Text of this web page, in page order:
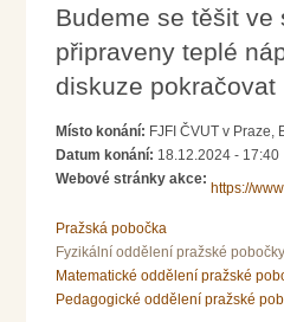
Budeme se těšit ve
připraveny teplé
diskuze
Místo konání: FJFI ČVUT v Praze,
Datum konání: 18.12.2024 - 17:40
Webové stránky akce:
https://
Pražská pobočka
Fyzikální oddělení pražské pobočky
Matematické oddělení pražské
Pedagogické oddělení pražské